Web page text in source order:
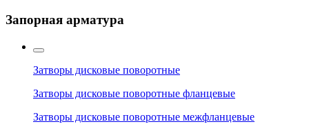
Запорная арматура
Затворы дисковые поворотные
Затворы дисковые поворотные фланцевые
Затворы дисковые поворотные межфланцевые